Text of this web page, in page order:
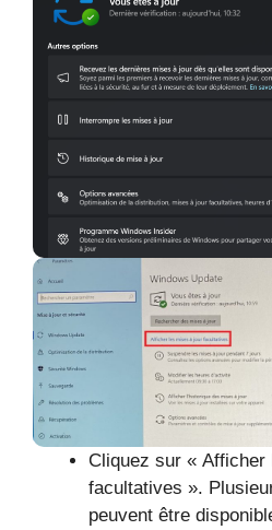
Cliquez sur «
facultatives ».
peuvent être